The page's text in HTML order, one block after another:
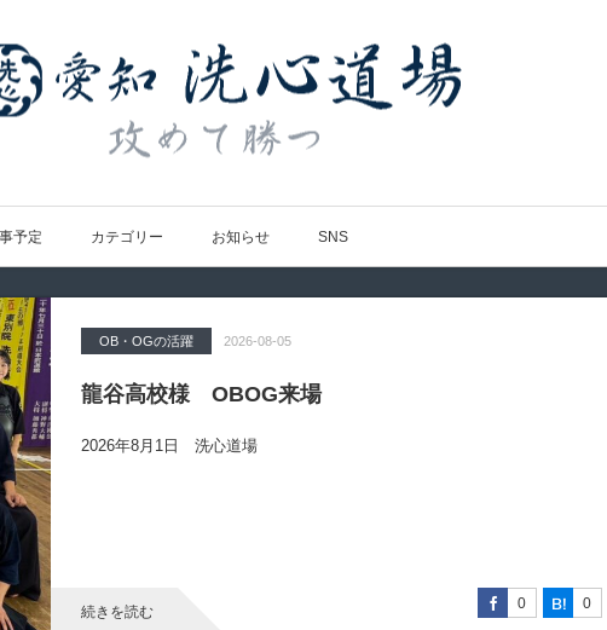
予定 カテゴリー お知らせ SNS
OB・OGの活躍 2026-08-05
龍谷高校様 OBOG来場
2026年8月1日 洗心道場
0 0
続きを読む
Topics 2026-08-05
広島県青春英龍館道場来場
2026年7月25日（土）洗心道場
0 0
大会の結果 2026-07-31
愛知県の星城高校へ出稽古
2026年7月24日(金)
0 0
大会の結果 2026-07-25
第80回愛知県中学校総合体育大会・地区予選
2026年7月24日（金）
0 0
大会の結果 2026-07-22
第136回愛知県剣道道場連盟研修会トーナメント戦
2026年7月19日（日）昭和スポーツセンター
0 0